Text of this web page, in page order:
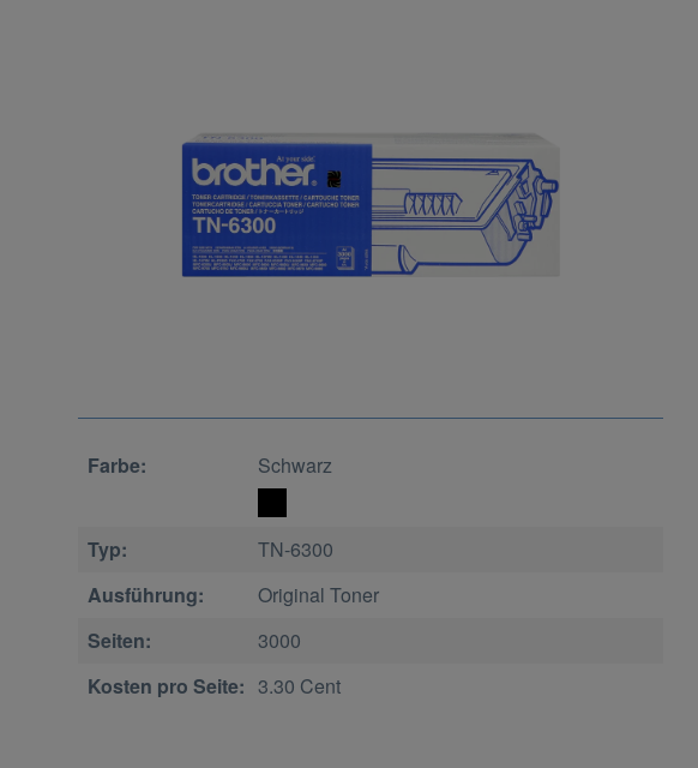
Farbe: Schwarz
Typ:
TN-6300
Ausführung:
Original Toner
Seiten:
3000
Kosten pro Seite: 3.30 Cent